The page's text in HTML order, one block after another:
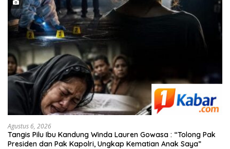
Agustus 6, 2026
Tangis Pilu Ibu Kandung Winda Lauren Gowasa : “Tolong Pak
Presiden dan Pak Kapolri, Ungkap Kematian Anak Saya”